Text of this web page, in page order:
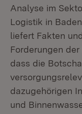
Analyse im
Logistik in
liefert Fakten
Forderungen der
dass die
dazugehörigen
und